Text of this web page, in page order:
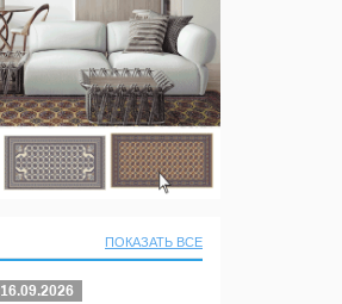
ПОКАЗАТЬ ВСЕ
16.09.2026